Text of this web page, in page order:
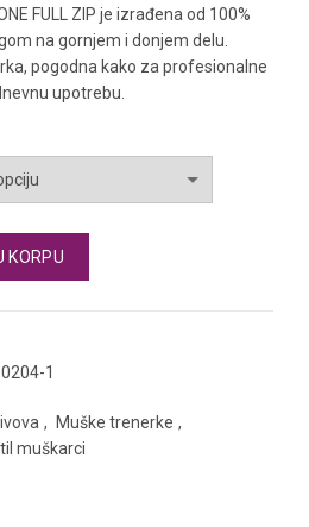
FULL ZIP je izrađena od 100%
na gornjem i donjem delu.
pogodna kako za profesionalne
upotrebu.
FULL ZIP količina
KORPU
1
, Muške trenerke ,
muškarci